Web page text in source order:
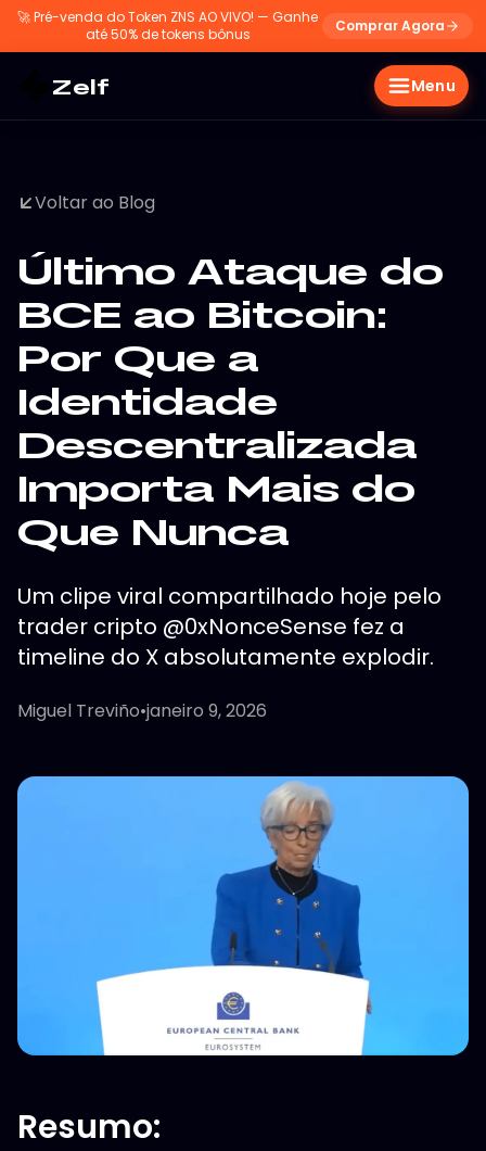
🚀Pré-venda do Token ZNS AO VIVO! — Ganhe
até 50% de tokens bônus
Comprar Agora
Zelf Menu
Voltar ao Blog
Último Ataque do
BCE ao Bitcoin:
Por Que a
Identidade
Descentralizada
Importa Mais do
Que Nunca
Um clipe viral compartilhado hoje pelo
trader cripto @0xNonceSense fez a
timeline do X absolutamente explodir.
Miguel Treviño•janeiro 9, 2026
Resumo: